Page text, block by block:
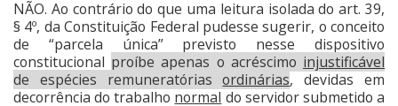
NÃO. Ao contrário do que uma leitura isolada do art. 39,
§ 4º, da Constituição Federal pudesse sugerir, o conceito
de “parcela única” previsto nesse dispositivo
constitucional proíbe apenas o acréscimo injustificável
de espécies remuneratóriasordinárias, devidas em
decorrência do trabalho normal do servidor submetido a